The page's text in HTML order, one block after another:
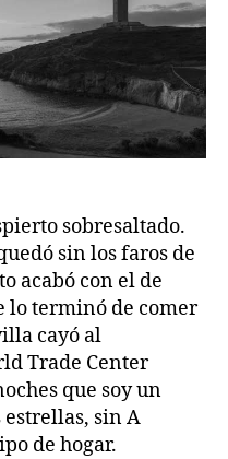
sobresaltado.
sin los faros de
acabó con el de
lo terminó de comer
cayó al
Trade Center
que soy un
sin A
de hogar.